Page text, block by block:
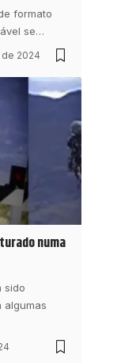
formato
se…
2024
numa
sido
algumas